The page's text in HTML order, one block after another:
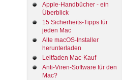
Apple-Handbücher - ein
Überblick
15 Sicherheits-Tipps für
jeden Mac
Alte macOS-Installer
herunterladen
Leitfaden Mac-Kauf
Anti-Viren-Software für den
Mac?